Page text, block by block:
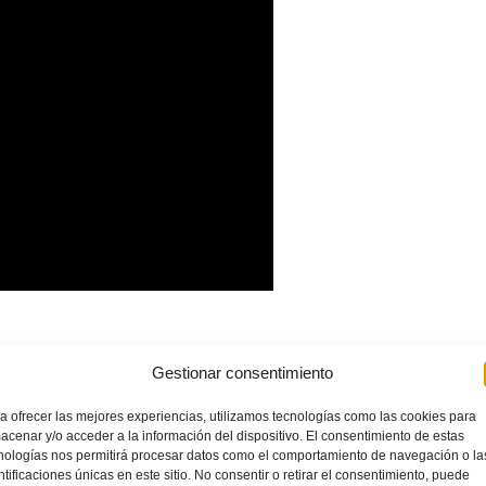
Gestionar consentimiento
ofrecer las mejores experiencias, utilizamos tecnologías como las cookies para
y/o acceder a la información del dispositivo. El consentimiento de estas
nos permitirá procesar datos como el comportamiento de navegación o
únicas en este sitio. No consentir o retirar el consentimiento, puede
SELECCIONES SUB-15 SUB-17 LEER